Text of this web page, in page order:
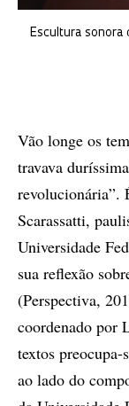
Escultura sonora
Vão longe os
travava
revolucionária”.
Scarassatti,
Universidade
sua reflexão
(Perspectiva,
coordenado por
textos
ao lado do